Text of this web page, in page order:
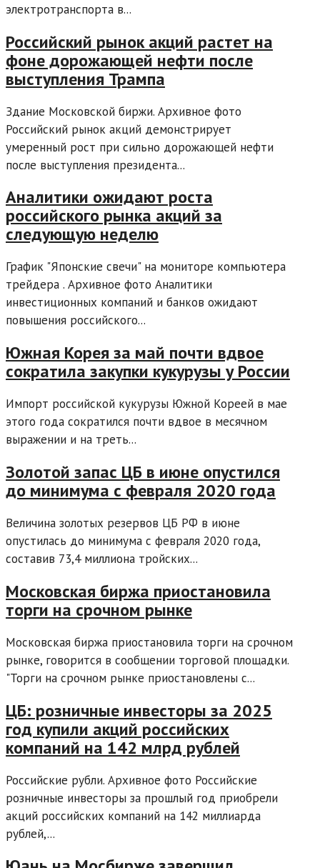
электротранспорта в...
Российский рынок акций растет на
фоне дорожающей нефти после
выступления Трампа
Здание Московской биржи. Архивное фото
Российский рынок акций демонстрирует
умеренный рост при сильно дорожающей нефти
после выступления президента...
Аналитики ожидают роста
российского рынка акций за
следующую неделю
График "Японские свечи" на мониторе компьютера
трейдера . Архивное фото Аналитики
инвестиционных компаний и банков ожидают
повышения российского...
Южная Корея за май почти вдвое
сократила закупки кукурузы у России
Импорт российской кукурузы Южной Кореей в мае
этого года сократился почти вдвое в месячном
выражении и на треть...
Золотой запас ЦБ в июне опустился
до минимума с февраля 2020 года
Величина золотых резервов ЦБ РФ в июне
опустилась до минимума с февраля 2020 года,
составив 73,4 миллиона тройских...
Московская биржа приостановила
торги на срочном рынке
Московская биржа приостановила торги на срочном
рынке, говорится в сообщении торговой площадки.
"Торги на срочном рынке приостановлены с...
ЦБ: розничные инвесторы за 2025
год купили акций российских
компаний на 142 млрд рублей
Российские рубли. Архивное фото Российские
розничные инвесторы за прошлый год приобрели
акций российских компаний на 142 миллиарда
рублей,...